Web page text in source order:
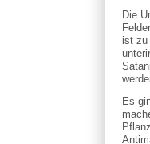
Die
ist zu
Es